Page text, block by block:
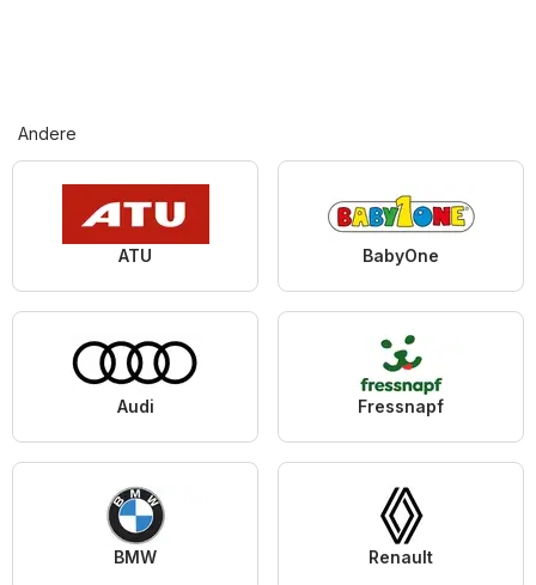
Andere
ATU BabyOne
Audi Fressnapf
BMW Renault